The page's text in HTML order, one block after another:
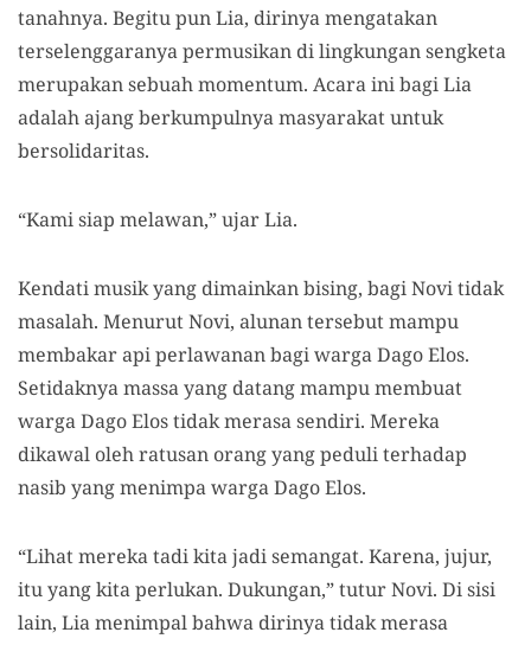
tanahnya. Begitu pun Lia, dirinya mengatakan
terselenggaranya permusikan di lingkungan sengketa
merupakan sebuah momentum. Acara ini bagi Lia
adalah ajang berkumpulnya masyarakat untuk
bersolidaritas.
“Kami siap melawan,” ujar Lia.
Kendati musik yang dimainkan bising, bagi Novi tidak
masalah. Menurut Novi, alunan tersebut mampu
membakar api perlawanan bagi warga Dago Elos.
Setidaknya massa yang datang mampu membuat
warga Dago Elos tidak merasa sendiri. Mereka
dikawal oleh ratusan orang yang peduli terhadap
nasib yang menimpa warga Dago Elos.
“Lihat mereka tadi kita jadi semangat. Karena, jujur,
itu yang kita perlukan. Dukungan,” tutur Novi. Di sisi
lain, Lia menimpal bahwa dirinya tidak merasa